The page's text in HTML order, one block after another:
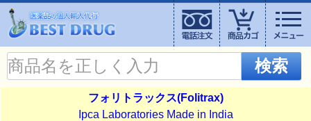
検索
フォリトラックス(Folitrax)
Ipca Laboratories Made in India